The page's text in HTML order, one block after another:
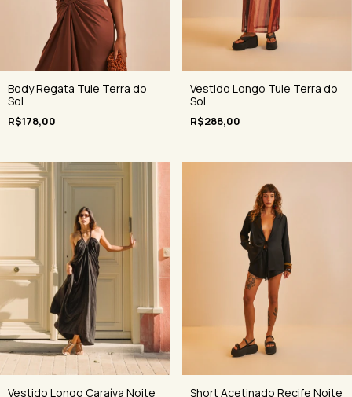
Body Regata Tule Terra do
Sol
R$178,00
Vestido Longo Tule Terra do
Sol
R$288,00
Vestido Longo Caraíva Noite Short Acetinado Recife Noite